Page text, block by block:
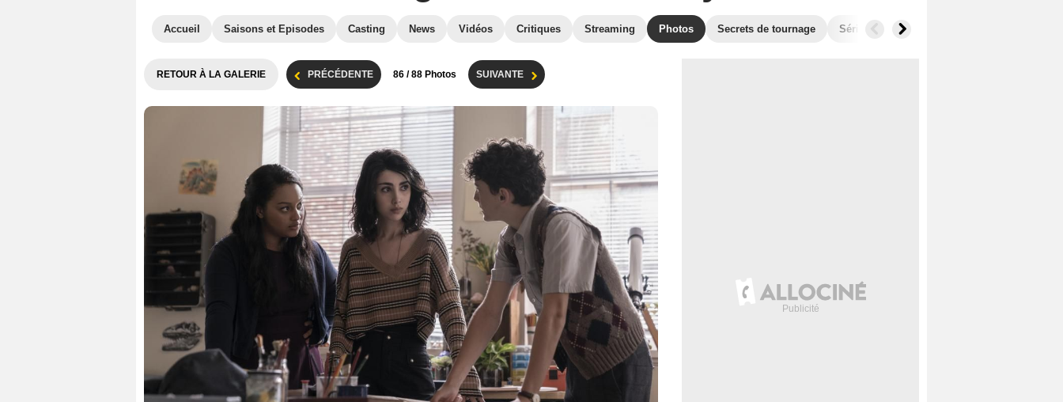
Accueil Saisons et Episodes Casting News Vidéos Critiques Streaming Photos Secrets de tournage Séries similaires
RETOUR À LA GALERIE PRÉCÉDENTE 86 / 88 Photos SUIVANTE